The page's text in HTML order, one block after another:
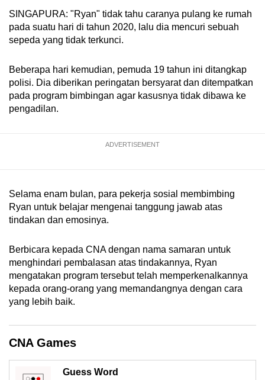
SINGAPURA: "Ryan" tidak tahu caranya pulang ke rumah
pada suatu hari di tahun 2020, lalu dia mencuri sebuah
sepeda yang tidak terkunci.
Beberapa hari kemudian, pemuda 19 tahun ini ditangkap
polisi. Dia diberikan peringatan bersyarat dan ditempatkan
pada program bimbingan agar kasusnya tidak dibawa ke
pengadilan.
ADVERTISEMENT
Selama enam bulan, para pekerja sosial membimbing
Ryan untuk belajar mengenai tanggung jawab atas
tindakan dan emosinya.
Berbicara kepada CNA dengan nama samaran untuk
menghindari pembalasan atas tindakannya, Ryan
mengatakan program tersebut telah memperkenalkannya
kepada orang-orang yang memandangnya dengan cara
yang lebih baik.
CNA Games
Guess Word
be.
To
upgrade
to
a
supported
experience,
download
mobile
app.
Upgraded
still
having
Contact